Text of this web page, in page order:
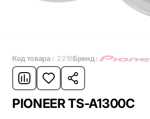
Код товара : 2218Бренд :
PIONEER TS-A1300C